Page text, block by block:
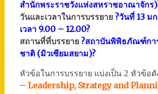
สำนักพระราชวังแห่งสหราชอาณาจักร
วันและเวลาในการบรรยาย ?วันที่ 13 ม
เวลา 9.00 – 12.00?
สถานที่ที่บรรยาย ?สถาบันพิพิธภัณฑ์กา
ชาติ (มิวเซียมสยาม)?
หัวข้อในการบรรยาย แบ่งเป็น 2 หัวข้อ
– Leadership, Strategy and